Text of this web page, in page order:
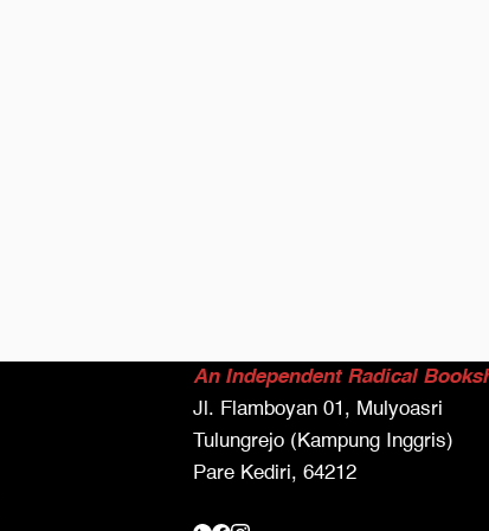
An Independent Radical
Jl. Flamboyan 01, Mulyoasri
Tulungrejo (Kampung Inggris)
Pare Kediri, 64212